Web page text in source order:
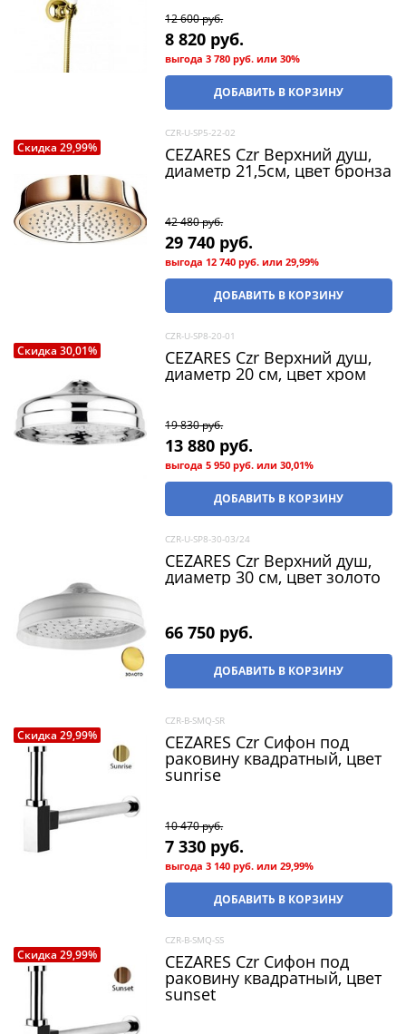
12 600 руб.
8 820 руб.
выгода3 780 руб. или30%
ДОБАВИТЬ В КОРЗИНУ
Скидка 29,99%
CZR-U-SP5-22-02
CEZARES Czr Верхний душ,
диаметр 21,5см, цвет бронза
42 480 руб.
29 740 руб.
выгода 12 740 руб. или29,99%
ДОБАВИТЬ В КОРЗИНУ
Скидка 30,01%
CZR-U-SP8-20-01
CEZARES Czr Верхний душ,
диаметр 20 см, цвет хром
19 830 руб.
13 880 руб.
выгода5 950 руб. или30,01%
ДОБАВИТЬ В КОРЗИНУ
CZR-U-SP8-30-03/24
CEZARES Czr Верхний душ,
диаметр 30 см, цвет золото
66 750 руб.
ДОБАВИТЬ В КОРЗИНУ
Скидка 29,99%
CZR-B-SMQ-SR
CEZARES Czr Сифон под
раковину квадратный, цвет
sunrise
10 470 руб.
7 330 руб.
выгода3 140 руб. или29,99%
ДОБАВИТЬ В КОРЗИНУ
Скидка 29,99%
CZR-B-SMQ-SS
CEZARES Czr Сифон под
раковину квадратный, цвет
sunset